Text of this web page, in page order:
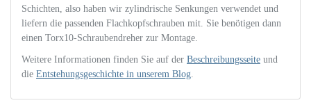
Schichten, also haben wir zylindrische Senkungen verwendet und
liefern die passenden Flachkopfschrauben mit. Sie benötigen dann
einen Torx10-Schraubendreher zur Montage.
Weitere Informationen finden Sie auf der Beschreibungsseite und
die Entstehungsgeschichte in unserem Blog.